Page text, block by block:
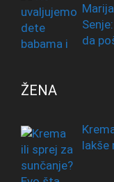
da
ŽENA
lakše